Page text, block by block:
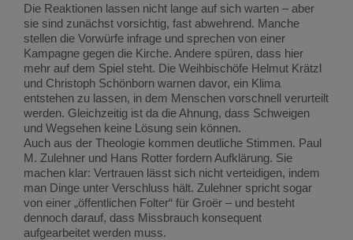
Die Reaktionen lassen nicht lange auf sich warten – aber
sie sind zunächst vorsichtig, fast abwehrend. Manche
stellen die Vorwürfe infrage und sprechen von einer
Kampagne gegen die Kirche. Andere spüren, dass hier
mehr auf dem Spiel steht. Die Weihbischöfe Helmut Krätzl
und Christoph Schönborn warnen davor, ein Klima
entstehen zu lassen, in dem Menschen vorschnell verurteilt
werden. Gleichzeitig ist da die Ahnung, dass Schweigen
und Wegsehen keine Lösung sein können.
Auch aus der Theologie kommen deutliche Stimmen. Paul
M. Zulehner und Hans Rotter fordern Aufklärung. Sie
machen klar: Vertrauen lässt sich nicht verteidigen, indem
man Dinge unter Verschluss hält. Zulehner spricht sogar
von einer „öffentlichen Folter“ für Groër – und besteht
dennoch darauf, dass Missbrauch konsequent
aufgearbeitet werden muss.